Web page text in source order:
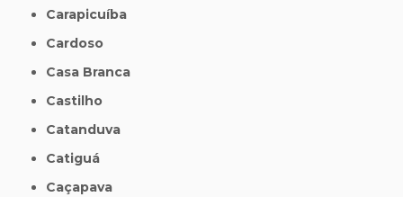
Carapicuíba
Cardoso
Casa Branca
Castilho
Catanduva
Catiguá
Caçapava